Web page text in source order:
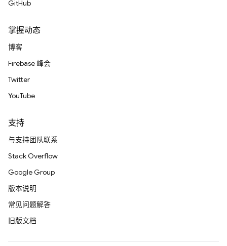
GitHub
掌握动态
博客
Firebase 峰会
Twitter
YouTube
支持
与支持团队联系
Stack Overflow
Google Group
版本说明
常见问题解答
旧版文档